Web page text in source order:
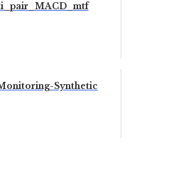
Synthetic